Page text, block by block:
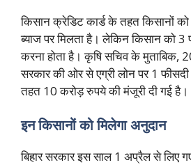
किसान क्रेडिट कार्ड के तहत किसानों को
ब्याज पर मिलता है। लेकिन किसान को 3
करना होता है। कृषि सचिव के मुताबिक,
सरकार की ओर से एग्री लोन पर 1
तहत 10 करोड़ रुपये की मंजूरी दी गई है।
इन किसानों को मिलेगा अनुदान
बिहार सरकार इस साल 1 अप्रैल से लिए